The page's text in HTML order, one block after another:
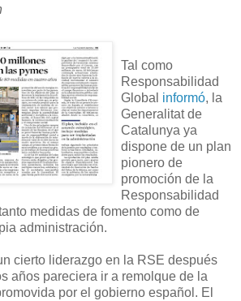
Tal como
Responsabilidad
Global informó, la
Generalitat de
Catalunya ya
dispone de un plan
pionero de
promoción de la
Responsabilidad
medidas de fomento como de
administración.
cierto liderazgo en la RSE después
años pareciera ir a remolque de la
por el gobierno español. El